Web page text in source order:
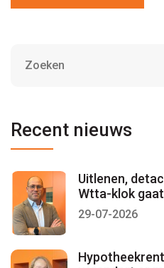
Recent nieuws
Uitlenen,
Wtta-klok
29-07-2026